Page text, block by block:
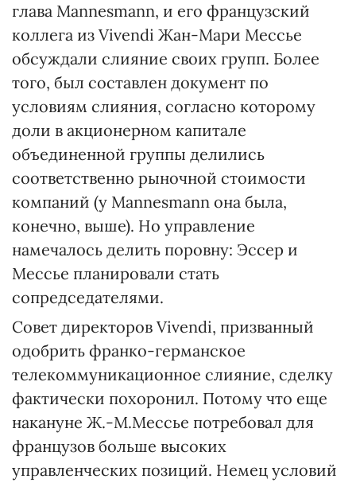
глава Mannesmann, и его французский
коллега из Vivendi Жан-Мари Мессье
обсуждали слияние своих групп. Более
того, был составлен документ по
условиям слияния, согласно которому
доли в акционерном капитале
объединенной группы делились
соответственно рыночной стоимости
компаний (у Mannesmann она была,
конечно, выше). Но управление
намечалось делить поровну: Эссер и
Мессье планировали стать
сопредседателями.
Совет директоров Vivendi, призванный
одобрить франко-германское
телекоммуникационное слияние, сделку
фактически похоронил. Потому что еще
накануне Ж.-М.Мессье потребовал для
французов больше высоких
управленческих позиций. Немец условий